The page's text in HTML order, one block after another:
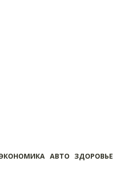
АВТО ЗДОРОВЬЕ